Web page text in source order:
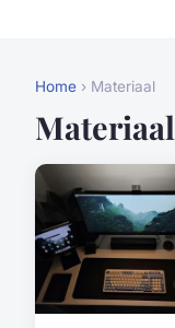
Home › Materiaal
Materiaal